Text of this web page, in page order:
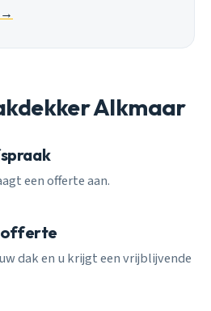
→
Alkmaar
een offerte aan.
offerte
dak en u krijgt een vrijblijvende